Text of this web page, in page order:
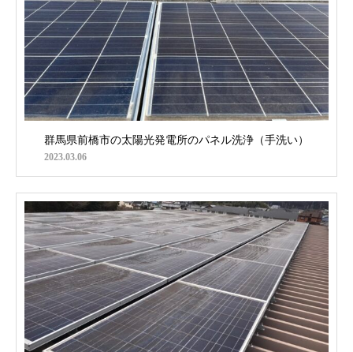
群馬県前橋市の太陽光発電所のパネル洗浄（手洗い）
2023.03.06